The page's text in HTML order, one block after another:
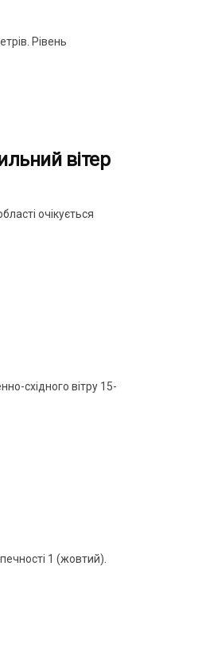
Рівень
вітер
очікується
східного вітру 15-
1 (жовтий).